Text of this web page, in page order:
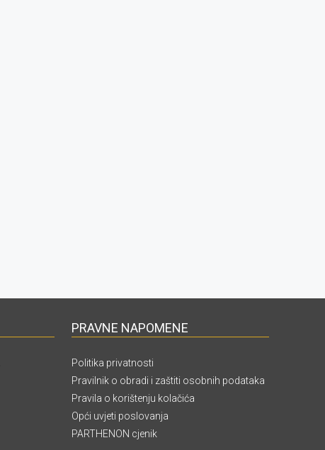
PRAVNE NAPOMENE
Politika privatnosti
Pravilnik o obradi i zaštiti osobnih podataka
Pravila o korištenju kolačića
Opći uvjeti poslovanja
PARTHENON cjenik